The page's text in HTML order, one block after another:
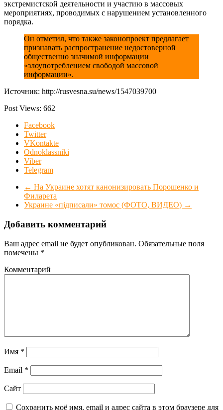
экстремистской деятельности и участию в массовых
мероприятиях, проводимых с нарушением установленного
порядка.
Он отметил, что также законопроект предлагает
признавать распространение недостоверной
общественно значимой информации
«злоупотреблением свободой массовой
информации».
Источник: http://rusvesna.su/news/1547039700
Post Views: 662
Facebook
Twitter
VKontakte
Odnoklassniki
Viber
Telegram
← На Украине хотят канонизировать Порошенко и
Филарета
Украине «підписали» томос (ФОТО, ВИДЕО) →
Добавить комментарий
Ваш адрес email не будет опубликован. Обязательные поля
помечены *
Комментарий
Имя *
Email *
Сайт
Сохранить моё имя, email и адрес сайта в этом браузере для